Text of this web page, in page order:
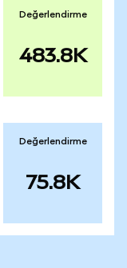
Değerlendirme
483.8K
Değerlendirme
75.8K